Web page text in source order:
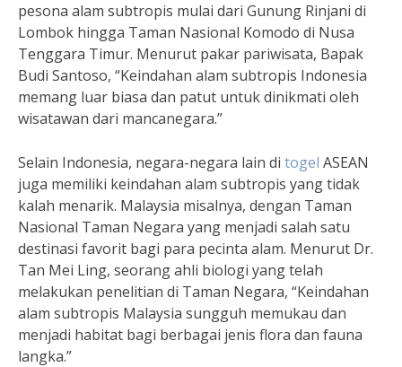
pesona alam subtropis mulai dari Gunung Rinjani di
Lombok hingga Taman Nasional Komodo di Nusa
Tenggara Timur. Menurut pakar pariwisata, Bapak
Budi Santoso, “Keindahan alam subtropis Indonesia
memang luar biasa dan patut untuk dinikmati oleh
wisatawan dari mancanegara.”
Selain Indonesia, negara-negara lain di togel ASEAN
juga memiliki keindahan alam subtropis yang tidak
kalah menarik. Malaysia misalnya, dengan Taman
Nasional Taman Negara yang menjadi salah satu
destinasi favorit bagi para pecinta alam. Menurut Dr.
Tan Mei Ling, seorang ahli biologi yang telah
melakukan penelitian di Taman Negara, “Keindahan
alam subtropis Malaysia sungguh memukau dan
menjadi habitat bagi berbagai jenis flora dan fauna
langka.”